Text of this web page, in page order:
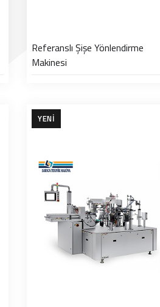
Referanslı Şişe Yönlendirme
Makinesi
YENI